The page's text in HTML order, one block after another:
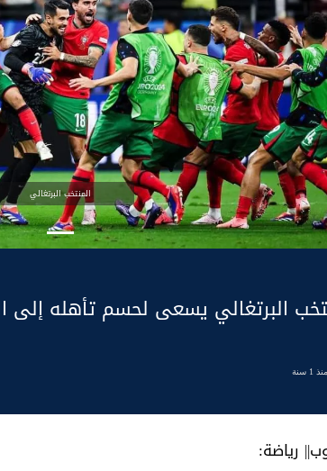
المنتخب البرتغالي
البرتغالي يسعى لحسم تأهله إلى
سنة
رياضة: